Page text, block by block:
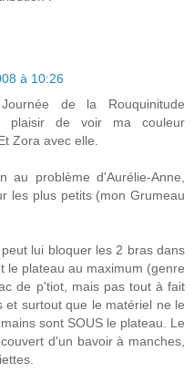
à 10:26
de la Rouquinitude
plaisir de voir ma couleur
Zora avec elle.
au problème d'Aurélie-Anne,
les plus petits (mon Grumeau
lui bloquer les 2 bras dans
le plateau au maximum (genre
de p'tiot, mais pas tout à fait
et surtout que le matériel ne le
sont SOUS le plateau. Le
d'un bavoir à manches,